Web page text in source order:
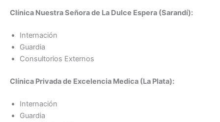
Clínica Nuestra Señora de La Dulce Espera (Sarandí):
Internación
Guardia
Consultorios Externos
Clínica Privada de Excelencia Medica (La Plata):
Internación
Guardia